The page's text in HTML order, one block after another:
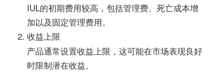
IUL的初期费用较高，包括管理费、死亡成本增
加以及固定管理费用。
收益上限
产品通常设置收益上限，这可能在市场表现良好
时限制潜在收益。